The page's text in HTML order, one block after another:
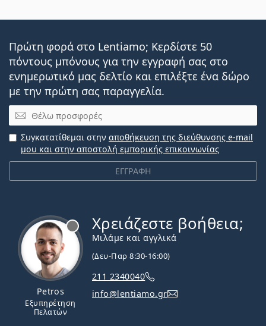
Πρώτη φορά στο Lentiamo; Κερδίστε 50
πόντους μπόνους για την εγγραφή σας στο
ενημερωτικό μας δελτίο και επιλέξτε ένα δώρο
με την πρώτη σας παραγγελία.
Email
ΕΓΓΡΑΦΗ
Συγκατατίθεμαι στην αποθήκευση της διεύθυνσης e-mail
μου και στην αποστολή εμπορικής επικοινωνίας
Petros
Εξυπηρέτηση
Πελατών
Χρειάζεστε βοήθεια;
Μιλάμε και αγγλικά
(Δευ-Παρ 8:30-16:00)
211 2340040
info@lentiamo.gr